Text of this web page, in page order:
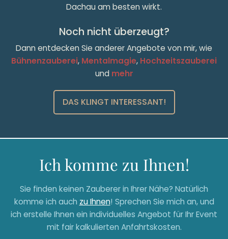
Dachau am besten wirkt.
Noch nicht überzeugt?
Dann entdecken Sie anderer Angebote von mir, wie
Bühnenzauberei, Mentalmagie, Hochzeitszauberei
und mehr
DAS KLINGT INTERESSANT!
Ich komme zu Ihnen!
Sie finden keinen Zauberer in Ihrer Nähe? Natürlich
komme ich auch zu Ihnen! Sprechen Sie mich an, und
ich erstelle Ihnen ein individuelles Angebot für Ihr Event
mit fair kalkulierten Anfahrtskosten.